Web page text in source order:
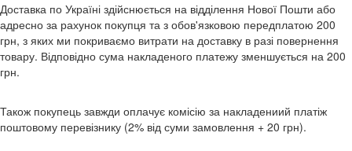
Доставка по Україні здійснюється на відділення Нової Пошти або
адресно за рахунок покупця та з обов'язковою передплатою 200
грн, з яких ми покриваємо витрати на доставку в разі повернення
товару. Відповідно сума накладеного платежу зменшується на 200
грн.
Також покупець завжди оплачує комісію за накладениий платіж
поштовому перевізнику (2% від суми замовлення + 20 грн).